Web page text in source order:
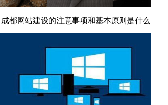
成都网站建设的注意事项和基本原则是什么